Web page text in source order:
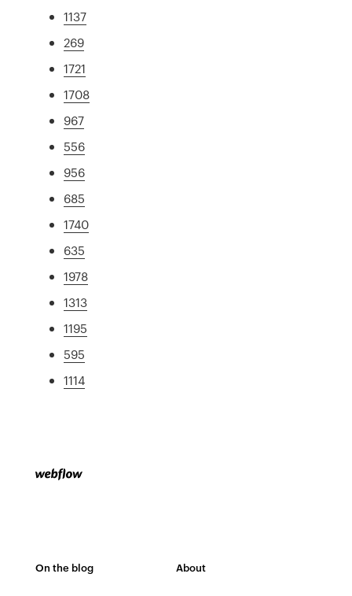
1137
269
1721
1708
967
556
956
685
1740
635
1978
1313
1195
595
1114
On the blog About